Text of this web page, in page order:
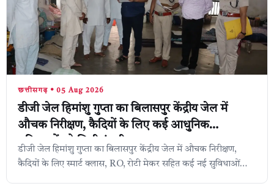
छत्तीसगढ़ • 05 Aug 2026
डीजी जेल हिमांशु गुप्ता का बिलासपुर केंद्रीय जेल में
औचक निरीक्षण, कैदियों के लिए कई आधुनिक
सुविधाओं को मिली मंजूरी,
डीजी जेल हिमांशु गुप्ता का बिलासपुर केंद्रीय जेल में औचक निरीक्षण,
कैदियों के लिए स्मार्ट क्लास, RO, रोटी मेकर सहित कई नई सुविधाओं